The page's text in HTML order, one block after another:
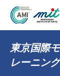
東京国際
レーニン